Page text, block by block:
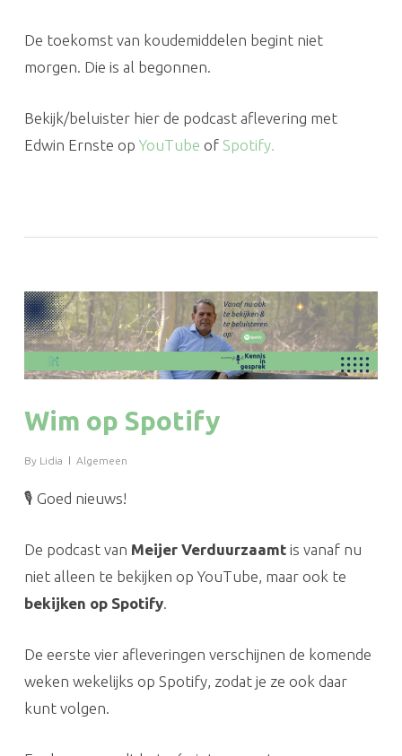
De toekomst van koudemiddelen begint niet
morgen. Die is al begonnen.
Bekijk/beluister hier de podcast aflevering met
Edwin Ernste op YouTube of Spotify.
Wim op Spotify
By Lidia Algemeen
🎙️ Goed nieuws!
De podcast van Meijer Verduurzaamtis vanaf nu
niet alleen te bekijken op YouTube, maar ook te
bekijken op Spotify.
De eerste vier afleveringen verschijnen de komende
weken wekelijks op Spotify, zodat je ze ook daar
kunt volgen.